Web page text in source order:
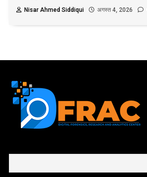
Nisar Ahmed Siddiqui
अगस्त 4, 2026